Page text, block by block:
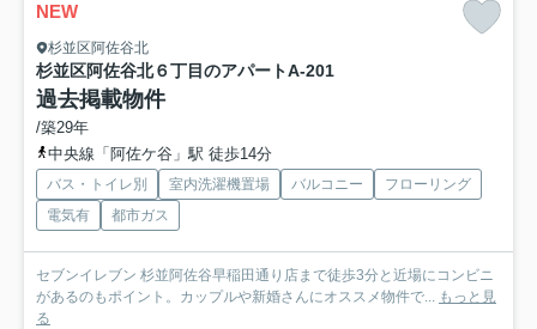
NEW
杉並区阿佐谷北
杉並区阿佐谷北６丁目のアパートA-201
過去掲載物件
/築29年
中央線「阿佐ケ谷」駅 徒歩14分
バス・トイレ別 室内洗濯機置場 バルコニー
フローリング
電気有
都市ガス
セブンイレブン 杉並阿佐谷早稲田通り店まで徒歩3分と近場にコンビニ
があるのもポイント。カップルや新婚さんにオススメ物件で... もっと見
る